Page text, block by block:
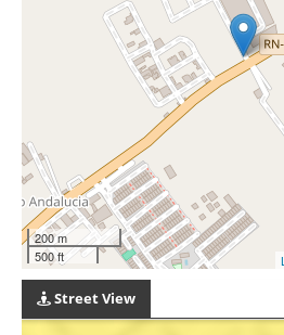
200 m
500 ft
Street View